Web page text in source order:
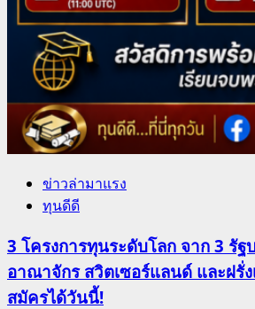
ข่าวล่ามาแรง
ทุนดีดี
3 โครงการทุนระดับโลก จาก 3 รัฐ
อาณาจักร สวิตเซอร์แลนด์ และฝรั่
สมัครได้วันนี้!